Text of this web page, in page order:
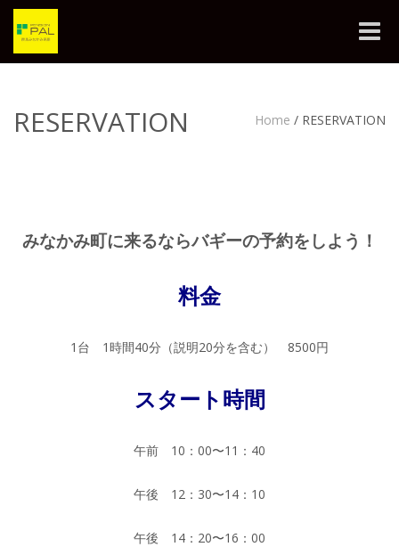
Toggle
RESERVATION Home / RESERVATION
みなかみ町に来るならバギーの予約をしよう！
料金
1台 1時間40分（説明20分を含む） 8500円
スタート時間
午前 10：00〜11：40
午後 12：30〜14：10
午後 14：20〜16：00